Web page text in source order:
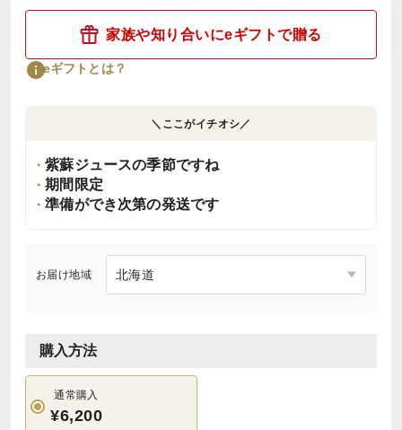
家族や知り合いにeギフトで贈る
eギフトとは？
＼ここがイチオシ／
紫蘇ジュースの季節ですね
期間限定
準備ができ次第の発送です
お届け地域
購入方法
通常購入
¥6,200